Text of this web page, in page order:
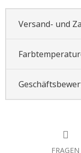
Versand- und
FRAGEN